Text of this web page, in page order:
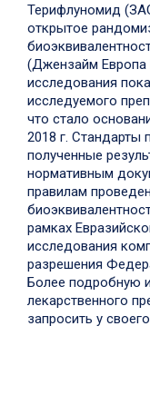
Терифлуномид
открытое
(Джензайм Европа
исследования
исследуемого
что стало
2018 г. Стандарты
полученные
нормативным
правилам
рамках
исследования
разрешения
Более подробную
лекарственного
запросить у